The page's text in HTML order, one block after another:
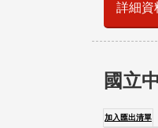
詳細資
國立
加入匯出清單